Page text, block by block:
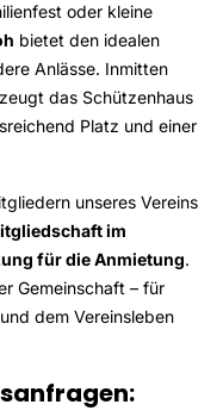
oder kleine
bietet den idealen
Anlässe. Inmitten
das Schützenhaus
Platz und einer
unseres Vereins
im
für die Anmietung.
Gemeinschaft – für
dem Vereinsleben